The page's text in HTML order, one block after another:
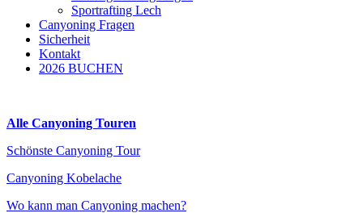
Sportrafting Lech
Canyoning Fragen
Sicherheit
Kontakt
2026 BUCHEN
Alle Canyoning Touren
Schönste Canyoning Tour
Canyoning Kobelache
Wo kann man Canyoning machen?